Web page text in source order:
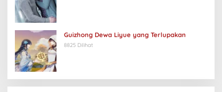
Guizhong Dewa Liyue yang Terlupakan
8825 Dilihat